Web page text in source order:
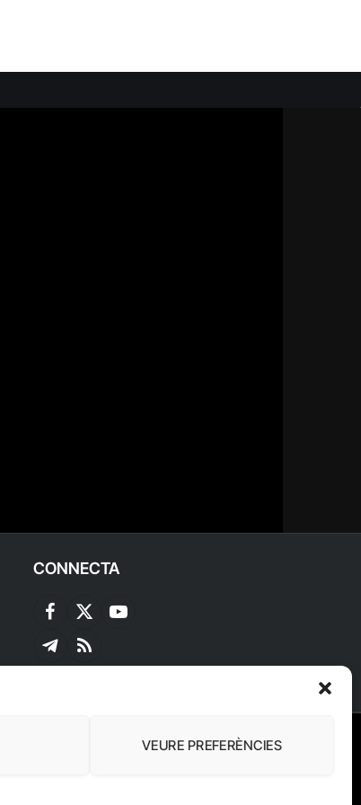
VEURE PREFERÈNCIES
CONNECTA
Facebook
X
(Twitter)
YouTube
Telegram
RSS